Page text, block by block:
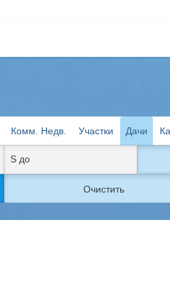
Комм. Недв. Участки Дачи
Очистить